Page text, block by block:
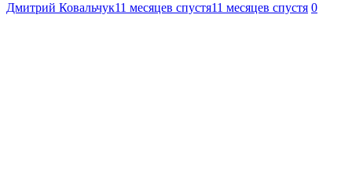
Дмитрий Ковальчук11 месяцев спустя11 месяцев спустя 0